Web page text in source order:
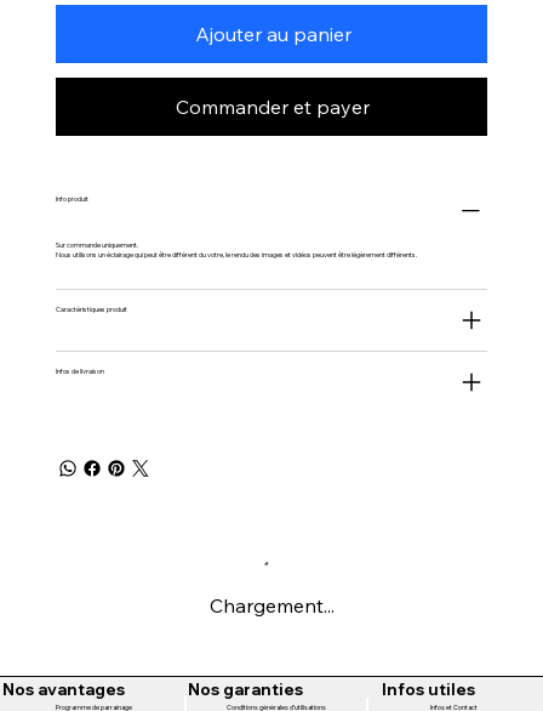
Ajouter au panier
Commander et payer
Info produit
Sur commande uniquement.
Nous utilisons un éclairage qui peut être différent du votre, le rendu des images et vidéos peuvent être légèrement différents.
Caractéristiques produit
Infos de livraison
Chargement...
Nos avantages Nos garanties Infos utiles
Programme de parrainage
Conditions générales d'utilisations
Infos et Contact